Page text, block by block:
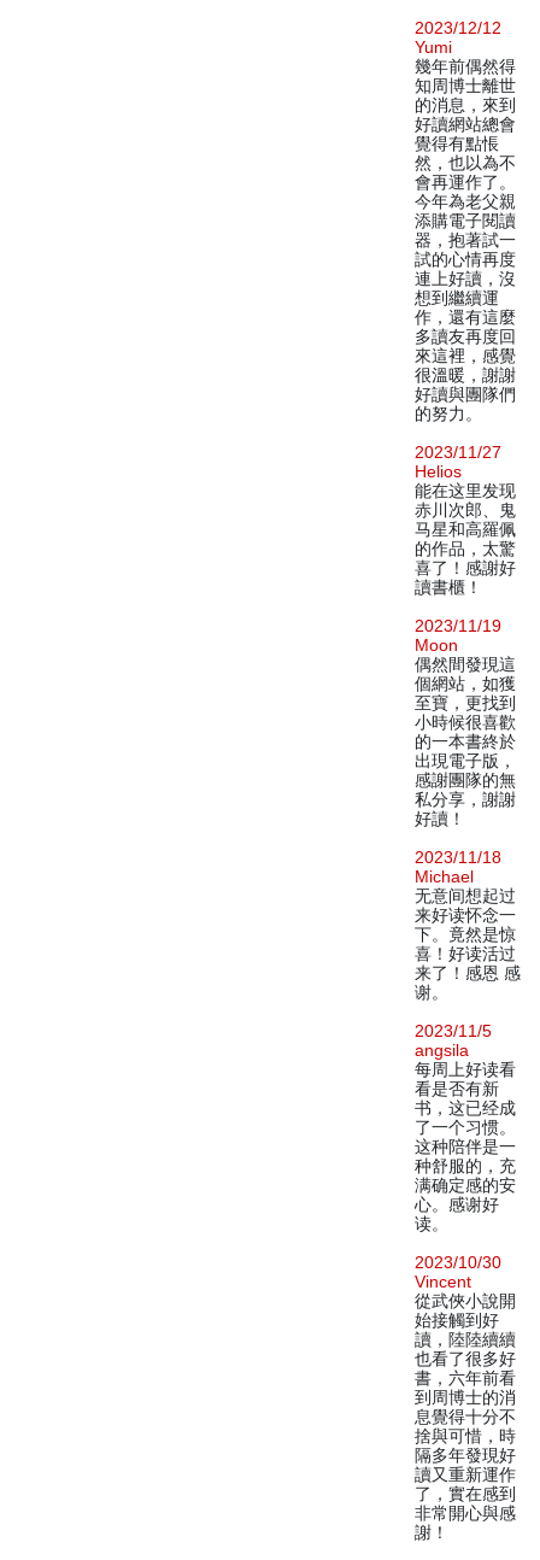
2023/12/12
Yumi
幾年前偶然得
知周博士離世
的消息，來到
好讀網站總會
覺得有點悵
然，也以為不
會再運作了。
今年為老父親
添購電子閱讀
器，抱著試一
試的心情再度
連上好讀，沒
想到繼續運
作，還有這麼
多讀友再度回
來這裡，感覺
很溫暖，謝謝
好讀與團隊們
的努力。
2023/11/27
Helios
能在这里发现
赤川次郎、鬼
马星和高羅佩
的作品，太驚
喜了！感謝好
讀書櫃！
2023/11/19
Moon
偶然間發現這
個網站，如獲
至寶，更找到
小時候很喜歡
的一本書終於
出現電子版，
感謝團隊的無
私分享，謝謝
好讀！
2023/11/18
Michael
无意间想起过
来好读怀念一
下。竟然是惊
喜！好读活过
来了！感恩 感
谢。
2023/11/5
angsila
每周上好读看
看是否有新
书，这已经成
了一个习惯。
这种陪伴是一
种舒服的，充
满确定感的安
心。感谢好
读。
2023/10/30
Vincent
從武俠小說開
始接觸到好
讀，陸陸續續
也看了很多好
書，六年前看
到周博士的消
息覺得十分不
捨與可惜，時
隔多年發現好
讀又重新運作
了，實在感到
非常開心與感
謝！